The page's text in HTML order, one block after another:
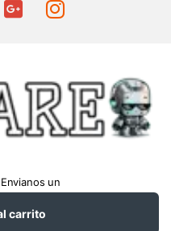
carrito
un